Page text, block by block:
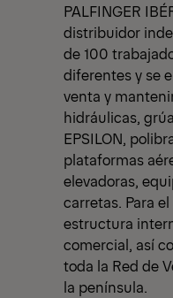
PALFINGER
distribuidor
de 100
diferentes y se
venta y
hidráulicas,
EPSILON,
plataformas
elevadoras,
carretas. Para
estructura
comercial, así
toda la Red de
la península.